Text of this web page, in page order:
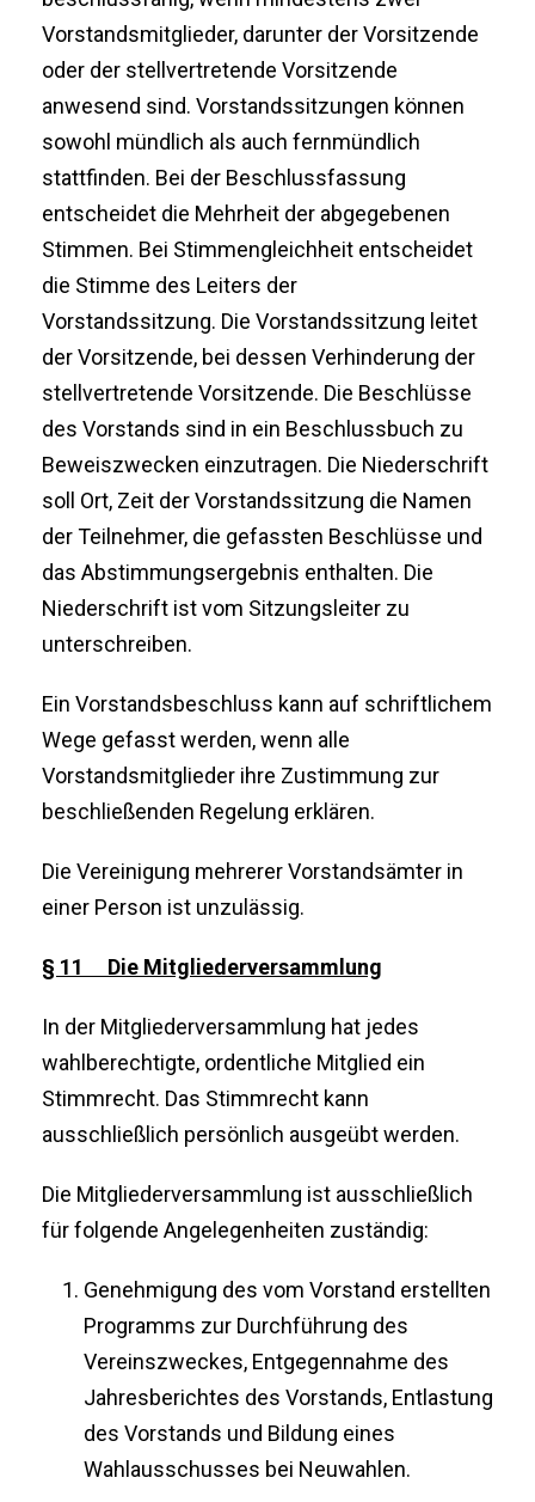
Vorstandsmitglieder, darunter der Vorsitzende
oder der stellvertretende Vorsitzende
anwesend sind. Vorstandssitzungen können
sowohl mündlich als auch fernmündlich
stattfinden. Bei der Beschlussfassung
entscheidet die Mehrheit der abgegebenen
Stimmen. Bei Stimmengleichheit entscheidet
die Stimme des Leiters der
Vorstandssitzung. Die Vorstandssitzung leitet
der Vorsitzende, bei dessen Verhinderung der
stellvertretende Vorsitzende. Die Beschlüsse
des Vorstands sind in ein Beschlussbuch zu
Beweiszwecken einzutragen. Die Niederschrift
soll Ort, Zeit der Vorstandssitzung die Namen
der Teilnehmer, die gefassten Beschlüsse und
das Abstimmungsergebnis enthalten. Die
Niederschrift ist vom Sitzungsleiter zu
unterschreiben.
Ein Vorstandsbeschluss kann auf schriftlichem
Wege gefasst werden, wenn alle
Vorstandsmitglieder ihre Zustimmung zur
beschließenden Regelung erklären.
Die Vereinigung mehrerer Vorstandsämter in
einer Person ist unzulässig.
§ 11 Die Mitgliederversammlung
In der Mitgliederversammlung hat jedes
wahlberechtigte, ordentliche Mitglied ein
Stimmrecht. Das Stimmrecht kann
ausschließlich persönlich ausgeübt werden.
Die Mitgliederversammlung ist ausschließlich
für folgende Angelegenheiten zuständig:
Genehmigung des vom Vorstand erstellten
Programms zur Durchführung des
Vereinszweckes, Entgegennahme des
Jahresberichtes des Vorstands, Entlastung
des Vorstands und Bildung eines
Wahlausschusses bei Neuwahlen.